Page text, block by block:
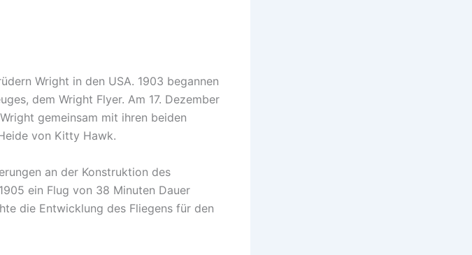
Wright in den USA. 1903 begannen
dem Wright Flyer. Am 17. Dezember
gemeinsam mit ihren beiden
von Kitty Hawk.
an der Konstruktion des
ein Flug von 38 Minuten Dauer
die Entwicklung des Fliegens für den